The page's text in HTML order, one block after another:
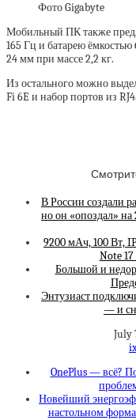
Фото Gigabyte
Мобильный ПК также
165 Гц и батарею ёмкостью
24 мм при массе 2,2 кг.
Из остального можно
Fi 6E и набор портов из
В России создали
но он «опоздал»
9200 мАч, 100 Вт,
Note 17
Большой и
Энтузиаст
— и
July
OnePlus — всё?
Новейший
настольном